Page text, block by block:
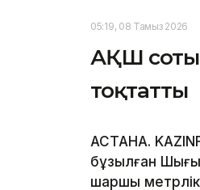
05:19, 08 Тамыз 2026
АҚШ соты
тоқтатты
АСТАНА.
бұзылған
шаршы